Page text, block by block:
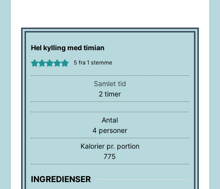
Hel kylling med timian
5 fra 1 stemme
Samlet tid
2timer
timer
Antal
4 personer
Kalorier pr. portion
775
INGREDIENSER